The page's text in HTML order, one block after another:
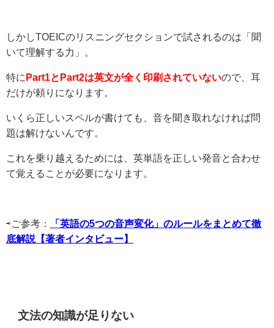
しかしTOEICのリスニングセクションで試されるのは「聞
いて理解する力」。
特に Part1とPart2は英文が全く印刷されていないので、耳
だけが頼りになります。
いくら正しいスペルが書けても、音を聞き取れなければ問
題は解けないんです。
これを乗り越えるためには、英単語を正しい発音と合わせ
て覚えることが必要になります。
⇨ご参考：
「英語の5つの音声変化」のルールをまとめて徹
底解説【著者インタビュー】
文法の知識が足りない